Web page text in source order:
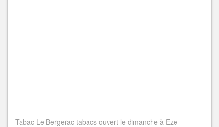
Tabac Le Bergerac tabacs ouvert le dimanche à Eze